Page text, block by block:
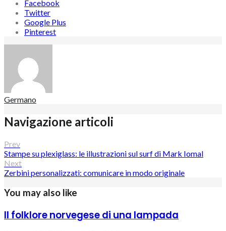
Facebook
Twitter
Google Plus
Pinterest
Germano
Navigazione articoli
Prev
Stampe su plexiglass: le illustrazioni sul surf di Mark Iomal
Next
Zerbini personalizzati: comunicare in modo originale
You may also like
Il folklore norvegese di una lampada